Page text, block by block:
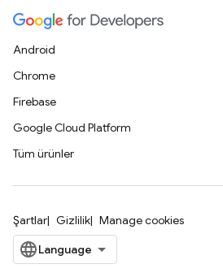
Android
Chrome
Firebase
Google Cloud Platform
Tüm ürünler
Şartlar Gizlilik Manage cookies